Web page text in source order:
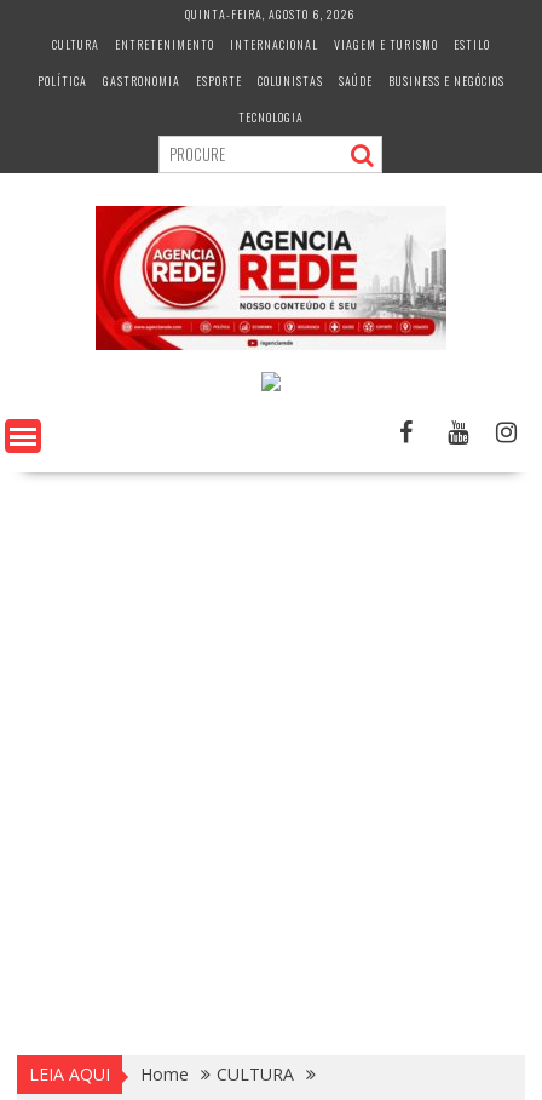
c
QUINTA-FEIRA, AGOSTO 6, 2026
CULTURA
ENTRETENIMENTO INTERNACIONAL VIAGEM E TURISMO
ESTILO
POLÍTICA
GASTRONOMIA ESPORTE COLUNISTAS SAÚDE
BUSINESS E NEGÓCIOS
TECNOLOGIA
LEIA AQUI Home
CULTURA